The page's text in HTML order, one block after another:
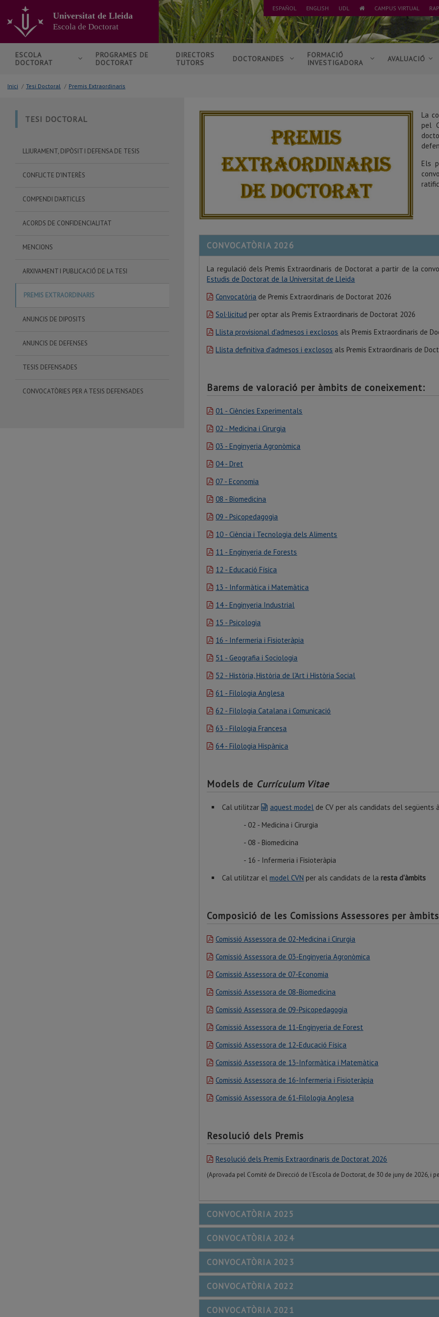
contingut
principal
de
pàgina
UDL
ANAR
L'INICI
CAMPUS VIRTUAL
ESPAÑOL ENGLISH
Universitat de Lleida
Escola de Doctorat
ESCOLA
DOCTORAT
PROGRAMES DE
DOCTORAT
DIRECTORS
TUTORS
DOCTORANDES
FORMACIÓ
INVESTIGADORA
AVALUACIÓ
Inici / Tesi Doctoral / Premis Extraordinaris
TESI DOCTORAL
LLIURAMENT, DIPÒSIT I DEFENSA DE TESIS
CONFLICTE D'INTERÈS
COMPENDI D'ARTICLES
ACORDS DE CONFIDENCIALITAT
MENCIONS
ARXIVAMENT I PUBLICACIÓ DE LA TESI
PREMIS EXTRAORDINARIS
ANUNCIS DE DIPOSITS
ANUNCIS DE DEFENSES
TESIS DEFENSADES
CONVOCATÒRIES PER A TESIS DEFENSADES
La
pel
Els
CONVOCATÒRIA 2026
La regulació dels Premis Extraordinaris de Doctorat a partir de la
Estudis de Doctorat de la Universitat de Lleida
Convocatòria de Premis Extraordinaris de Doctorat 2026
Sol·licitud per optar als Premis Extraordinaris de Doctorat 2026
Llista provisional d'admesos i exclosos als Premis Extraordinaris de
Llista definitiva d'admesos i exclosos als Premis Extraordinaris de
Barems de valoració per àmbits de coneixement:
01 - Ciències Experimentals
02 - Medicina i Cirurgia
03 - Enginyeria Agronòmica
04 - Dret
07 - Economia
08 - Biomedicina
09 - Psicopedagogia
10 - Ciència i Tecnologia dels Aliments
11 - Enginyeria de Forests
12 - Educació Física
13 - Informàtica i Matemàtica
14 - Enginyeria Industrial
15 - Psicologia
16 - Infermeria i Fisioteràpia
51 - Geografia i Sociologia
52 - Història, Història de l'Art i Història Social
61 - Filologia Anglesa
62 - Filologia Catalana i Comunicació
63 - Filologia Francesa
64 - Filologia Hispànica
Models de Currículum Vitae
Cal utilitzar aquest model de CV per als candidats del següents
- 02 - Medicina i Cirurgia
- 08 - Biomedicina
- 16 - Infermeria i Fisioteràpia
Cal utilitzar elmodel CVN per als candidats de la resta d'àmbits
Composició de les Comissions Assessores per
Comissió Assessora de 02-Medicina i Cirurgia
Comissió Assessora de 03-Enginyeria Agronòmica
Comissió Assessora de 07-Economia
Comissió Assessora de 08-Biomedicina
Comissió Assessora de 09-Psicopedagogia
Comissió Assessora de 11-Enginyeria de Forest
Comissió Assessora de 12-Educació Física
Comissió Assessora de 13-Informàtica i Matemàtica
Comissió Assessora de 16-Infermeria i Fisioteràpia
Comissió Assessora de 61-Filologia Anglesa
Resolució dels Premis
Resolució dels Premis Extraordinaris de Doctorat 2026
(Aprovada pel Comitè de Direcció de l'Escola de Doctorat, de 30 de juny de 2026, i
CONVOCATÒRIA 2025
CONVOCATÒRIA 2024
CONVOCATÒRIA 2023
CONVOCATÒRIA 2022
CONVOCATÒRIA 2021